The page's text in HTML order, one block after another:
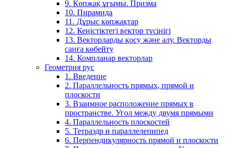
9. Көпжақ ұғымы. Призма
10. Пирамида
11. Дұрыс көпжақтар
12. Кеңістіктегі вектор түсінігі
13. Векторларды қосу және алу. Векторды
санға көбейту
14. Компланар векторлар
Геометрия рус
1. Введение
2. Параллельность прямых, прямой и
плоскости
3. Взаимное расположение прямых в
пространстве. Угол между двумя прямыми
4. Параллельность плоскостей
5. Тетраэдр и параллелепипед
6. Перпендикулярность прямой и плоскости